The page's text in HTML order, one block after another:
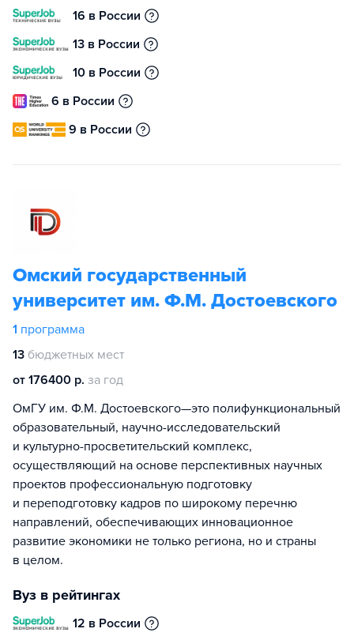
16 в России
13 в России
10 в России
6 в России
9 в России
Омский государственный
университет им. Ф.М. Достоевского
1 программа
13 бюджетных мест
от 176400 р. за год
ОмГУ им. Ф.М. Достоевского—это полифункциональный
образовательный, научно-исследовательский
и культурно-просветительский комплекс,
осуществляющий на основе перспективных научных
проектов профессиональную подготовку
и переподготовку кадров по широкому перечню
направлений, обеспечивающих инновационное
развитие экономики не только региона, но и страны
в целом.
Вуз в рейтингах
12 в России